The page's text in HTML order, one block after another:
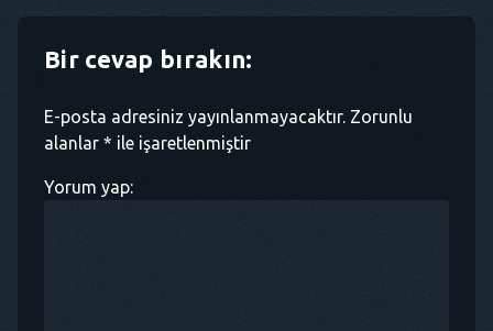
Bir cevap bırakın:
E-posta adresiniz yayınlanmayacaktır. Zorunlu
alanlar * ile işaretlenmiştir
Yorum yap: